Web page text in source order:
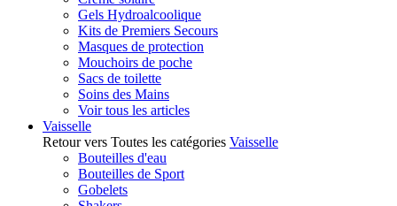
Gels Hydroalcoolique
Kits de Premiers Secours
Masques de protection
Mouchoirs de poche
Sacs de toilette
Soins des Mains
Voir tous les articles
Vaisselle
Retour vers Toutes les catégories Vaisselle
Bouteilles d'eau
Bouteilles de Sport
Gobelets